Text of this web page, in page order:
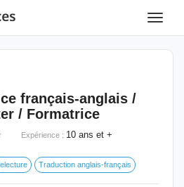
Toggle
français-anglais /
/ Formatrice
Expérience : 10 ans et +
Traduction anglais-français